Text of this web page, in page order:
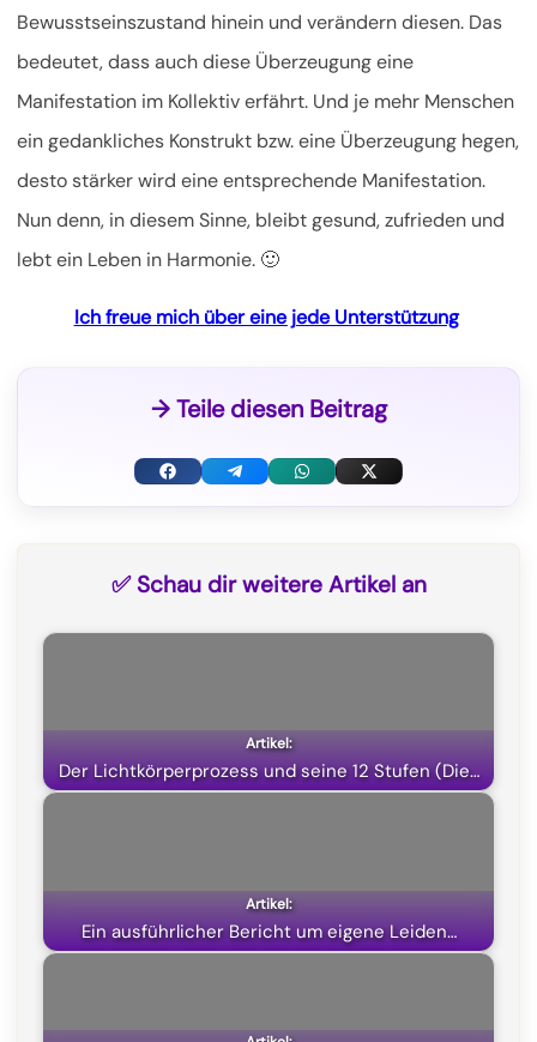
Bewusstseinszustand hinein und verändern diesen. Das
bedeutet, dass auch diese Überzeugung eine
Manifestation im Kollektiv erfährt. Und je mehr Menschen
ein gedankliches Konstrukt bzw. eine Überzeugung hegen,
desto stärker wird eine entsprechende Manifestation.
Nun denn, in diesem Sinne, bleibt gesund, zufrieden und
lebt ein Leben in Harmonie. 🙂
Ich freue mich über eine jede Unterstützung
→ Teile diesen Beitrag
F
o
k
T
a
m
W
p
p
X
T
t
e
✅ Schau dir weitere Artikel an
Der Lichtkörperprozess und seine 12 Stufen (Die…
Ein ausführlicher Bericht um eigene Leiden…